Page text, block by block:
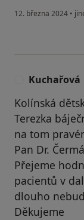
12. března 2024 •
Kuchařová
Kolínská
Terezka
na tom
Pan Dr.
Přejeme
pacientů v
dlouho
Děkujeme